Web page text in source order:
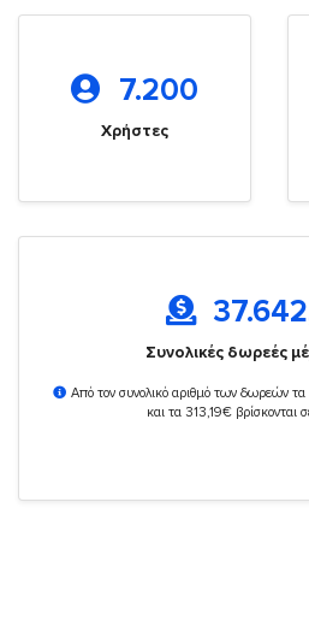
7.200
Χρήστες
Συνολικές δωρεές
Από τον συνολικό αριθμό των δωρεών
και τα 313,19€ βρίσκονται